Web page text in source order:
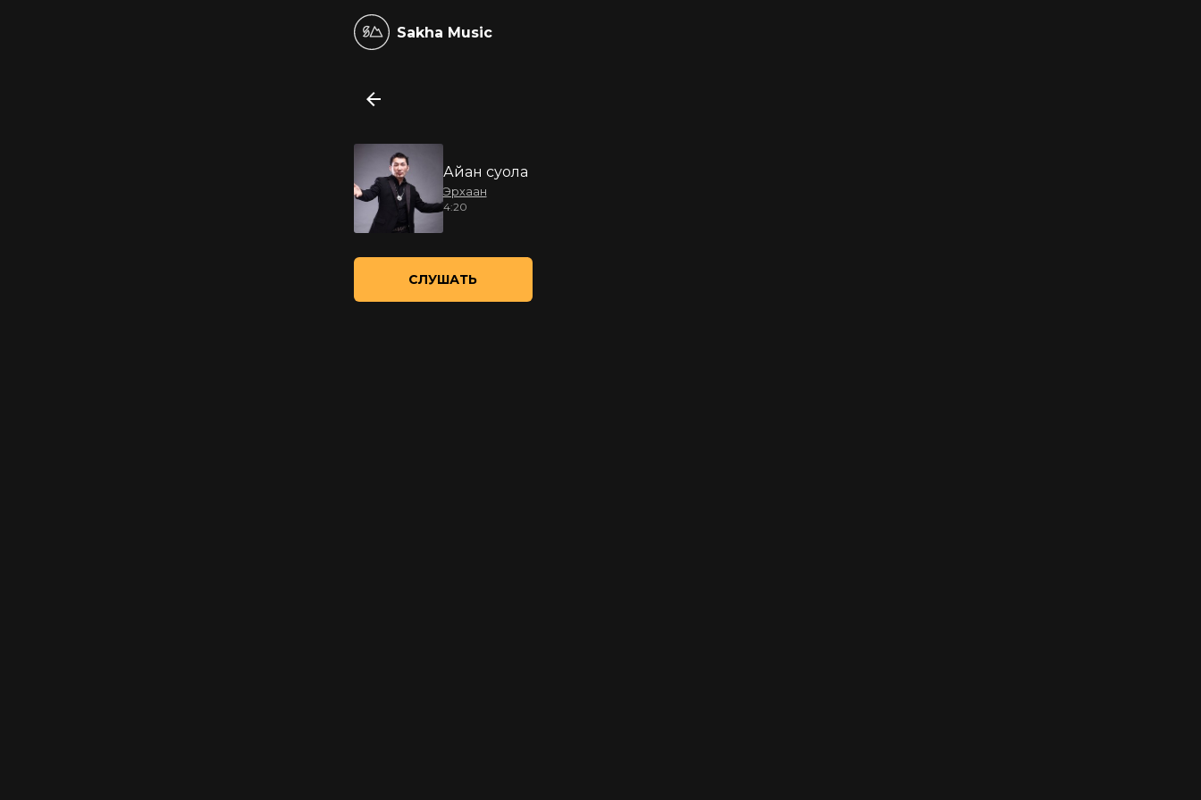
Sakha Music
Айан суола
Эрхаан
4:20
СЛУШАТЬ